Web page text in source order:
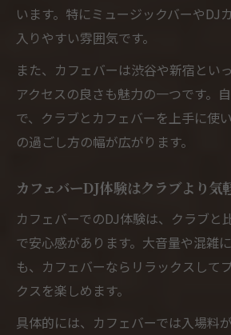
います。特にミュージックバーやDJ
入りやすい雰囲気です。
また、カフェバーは渋谷や新宿とい
アクセスの良さも魅力の一つです。
で、クラブとカフェバーを上手に使
の過ごし方の幅が広がります。
カフェバーDJ体験はクラブより気
カフェバーでのDJ体験は、クラブと
で安心感があります。大音量や混雑
も、カフェバーならリラックスして
クスを楽しめます。
具体的には、カフェバーでは入場料